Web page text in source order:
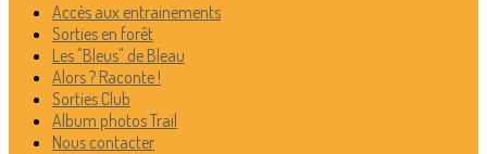
Accès aux entrainements
Sorties en forêt
Les "Bleus" de Bleau
Alors ? Raconte !
Sorties Club
Album photos Trail
Nous contacter